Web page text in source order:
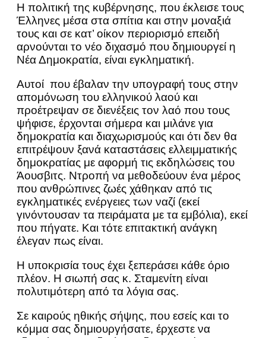
Η πολιτική της κυβέρνησης, που έκλεισε τους
Έλληνες μέσα στα σπίτια και στην μοναξιά
τους και σε κατ’ οίκον περιορισμό επειδή
αρνούνται το νέο διχασμό που δημιουργεί η
Νέα Δημοκρατία, είναι εγκληματική.
Αυτοί που έβαλαν την υπογραφή τους στην
απομόνωση του ελληνικού λαού και
προέτρεψαν σε διενέξεις τον λαό που τους
ψήφισε, έρχονται σήμερα και μιλάνε για
δημοκρατία και διαχωρισμούς και ότι δεν θα
επιτρέψουν ξανά καταστάσεις ελλειμματικής
δημοκρατίας με αφορμή τις εκδηλώσεις του
Άουσβιτς. Ντροπή να μεθοδεύουν ένα μέρος
που ανθρώπινες ζωές χάθηκαν από τις
εγκληματικές ενέργειες των ναζί (εκεί
γινόντουσαν τα πειράματα με τα εμβόλια), εκεί
που πήγατε. Και τότε επιτακτική ανάγκη
έλεγαν πως είναι.
Η υποκρισία τους έχει ξεπεράσει κάθε όριο
πλέον. Η σιωπή σας κ. Σταμενίτη είναι
πολυτιμότερη από τα λόγια σας.
Σε καιρούς ηθικής σήψης, που εσείς και το
κόμμα σας δημιουργήσατε, έρχεστε να